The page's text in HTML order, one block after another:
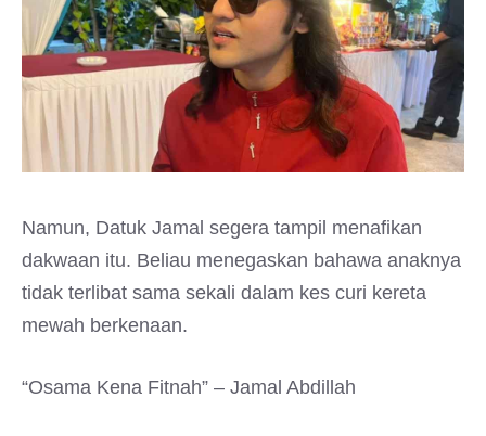
Namun, Datuk Jamal segera tampil menafikan
dakwaan itu. Beliau menegaskan bahawa anaknya
tidak terlibat sama sekali dalam kes curi kereta
mewah berkenaan.
“Osama Kena Fitnah” – Jamal Abdillah